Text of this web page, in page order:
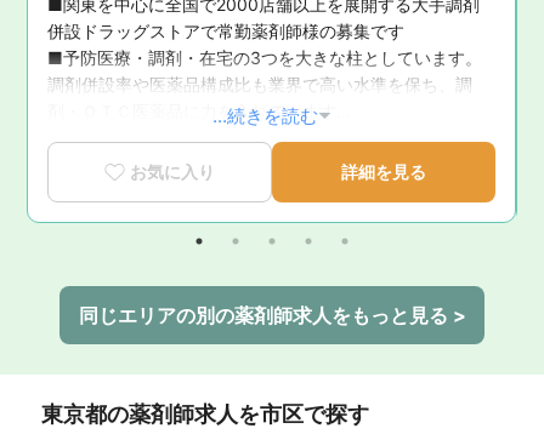
■関東を中心に全国で2000店舗以上を展開する大手調剤
併設ドラッグストアで常勤薬剤師様の募集です
■予防医療・調剤・在宅の3つを大きな柱としています。
調剤併設率や医薬品構成比も業界で高い水準を保ち、調
剤・ＯＴＣ医薬品に力を入れています
■大手企業ならではの多彩なキャリアパス！在宅や調剤等
のスペシャリストや経営企画や教育、採用などの本部スタ
ッフなどの道がございます
...続きを読む
お気に入り 詳細を見る
同じエリアの別の薬剤師求人をもっと見る >
東京都の薬剤師求人を市区で探す